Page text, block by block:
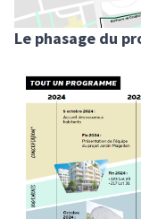
Le phasage du